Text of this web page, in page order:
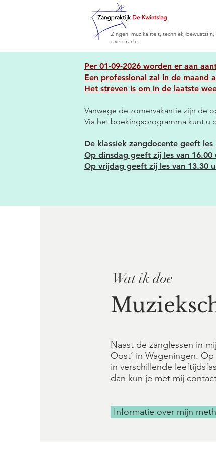
Zingen: muzikaliteit, techniek, bewustzijn,
overdracht
​Per 01-09-2026 worden er aan
Een professional zal in de maand
Het streven is om in de laatste
Vanwege de zomervakantie zijn de
Via het boekingsprogramma kunt u
De klassiek zangdocente geeft
Op dinsdag geeft zij les van
Op vrijdag geeft zij les van 13.30
Wat ik doe
Naast de zanglessen in
Oost’ in Wageningen.
in verschillende
dan kun je met mij
Informatie over mijn